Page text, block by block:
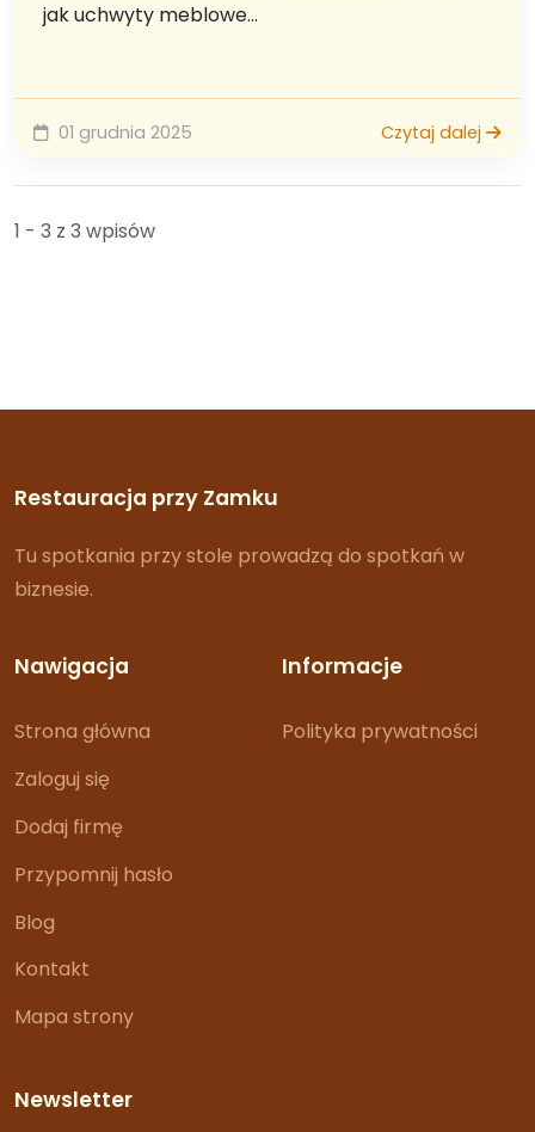
jak uchwyty meblowe...
01 grudnia 2025 Czytaj dalej
1 - 3 z 3 wpisów
Restauracja przy Zamku
Tu spotkania przy stole prowadzą do spotkań w
biznesie.
Nawigacja
Strona główna
Zaloguj się
Dodaj firmę
Przypomnij hasło
Blog
Kontakt
Mapa strony
Informacje
Polityka prywatności
Newsletter